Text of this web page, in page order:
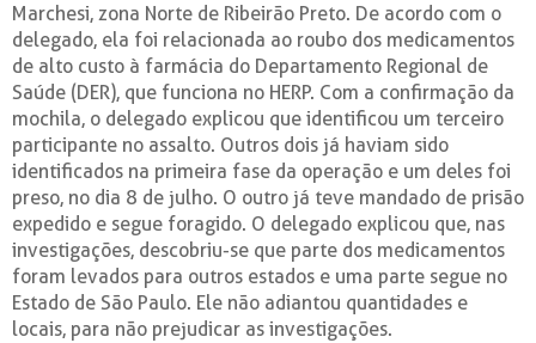
Marchesi, zona Norte de Ribeirão Preto. De acordo com o
delegado, ela foi relacionada ao roubo dos medicamentos
de alto custo à farmácia do Departamento Regional de
Saúde (DER), que funciona no HERP. Com a confirmação da
mochila, o delegado explicou que identificou um terceiro
participante no assalto. Outros dois já haviam sido
identificados na primeira fase da operação e um deles foi
preso, no dia 8 de julho. O outro já teve mandado de prisão
expedido e segue foragido. O delegado explicou que, nas
investigações, descobriu-se que parte dos medicamentos
foram levados para outros estados e uma parte segue no
Estado de São Paulo. Ele não adiantou quantidades e
locais, para não prejudicar as investigações.